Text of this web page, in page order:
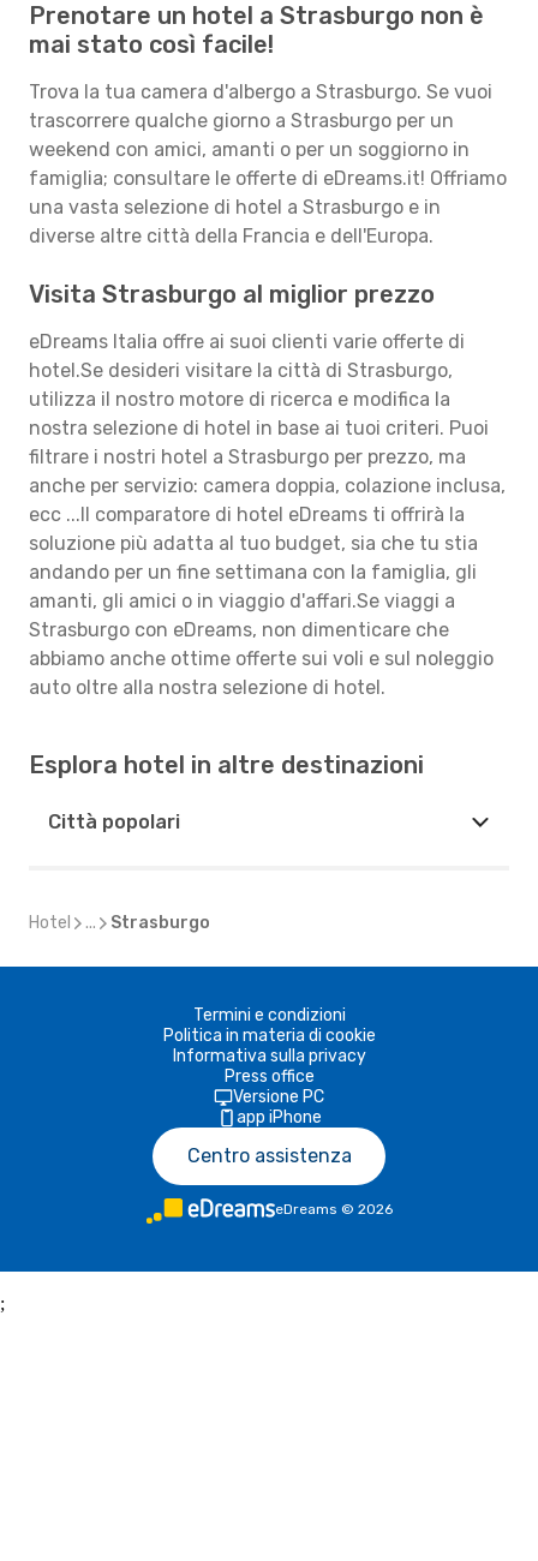
Prenotare un hotel a Strasburgo non è
mai stato così facile!
Trova la tua camera d'albergo a Strasburgo. Se vuoi
trascorrere qualche giorno a Strasburgo per un
weekend con amici, amanti o per un soggiorno in
famiglia; consultare le offerte di eDreams.it! Offriamo
una vasta selezione di hotel a Strasburgo e in
diverse altre città della Francia e dell'Europa.
Visita Strasburgo al miglior prezzo
eDreams Italia offre ai suoi clienti varie offerte di
hotel.Se desideri visitare la città di Strasburgo,
utilizza il nostro motore di ricerca e modifica la
nostra selezione di hotel in base ai tuoi criteri. Puoi
filtrare i nostri hotel a Strasburgo per prezzo, ma
anche per servizio: camera doppia, colazione inclusa,
ecc ...Il comparatore di hotel eDreams ti offrirà la
soluzione più adatta al tuo budget, sia che tu stia
andando per un fine settimana con la famiglia, gli
amanti, gli amici o in viaggio d'affari.Se viaggi a
Strasburgo con eDreams, non dimenticare che
abbiamo anche ottime offerte sui voli e sul noleggio
auto oltre alla nostra selezione di hotel.
Esplora hotel in altre destinazioni
Città popolari
Hotel ... Strasburgo
Termini e condizioni
Politica in materia di cookie
Informativa sulla privacy
Press office
Versione PC
app iPhone
Centro assistenza
eDreams © 2026
;